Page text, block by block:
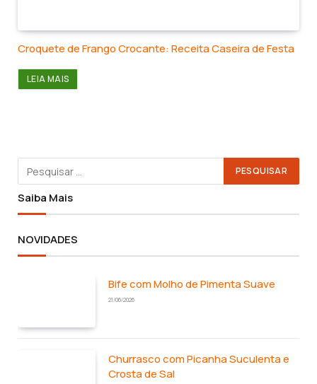
Croquete de Frango Crocante: Receita Caseira de Festa
LEIA MAIS
Saiba Mais
NOVIDADES
Bife com Molho de Pimenta Suave
21/06/2026
Churrasco com Picanha Suculenta e
Crosta de Sal